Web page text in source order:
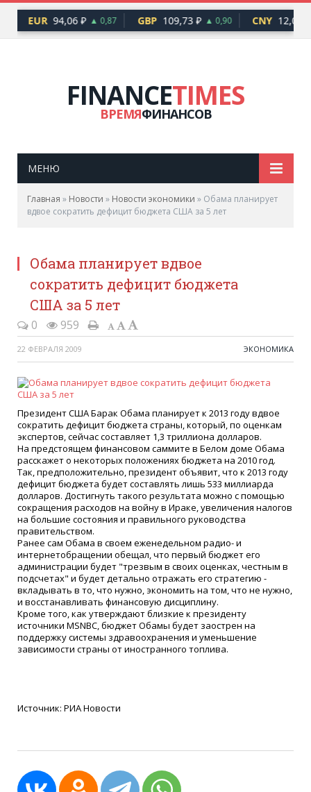
EUR 94,06 ₽ ▲ 0,87 GBP 109,73 ₽ ▲ 0,90 CNY 12,06 ₽
FINANCETIMES
ВРЕМЯФИНАНСОВ
МЕНЮ
Главная » Новости » Новости экономики » Обама планирует
вдвое сократить дефицит бюджета США за 5 лет
Обама планирует вдвое
сократить дефицит бюджета
США за 5 лет
0 959
22 ФЕВРАЛЯ 2009 ЭКОНОМИКА
Президент США Барак Обама планирует к 2013 году вдвое
сократить дефицит бюджета страны, который, по оценкам
экспертов, сейчас составляет 1,3 триллиона долларов.
На предстоящем финансовом саммите в Белом доме Обама
расскажет о некоторых положениях бюджета на 2010 год.
Так, предположительно, президент объявит, что к 2013 году
дефицит бюджета будет составлять лишь 533 миллиарда
долларов. Достигнуть такого результата можно с помощью
сокращения расходов на войну в Ираке, увеличения налогов
на большие состояния и правильного руководства
правительством.
Ранее сам Обама в своем еженедельном радио- и
интернетобращении обещал, что первый бюджет его
администрации будет "трезвым в своих оценках, честным в
подсчетах" и будет детально отражать его стратегию -
вкладывать в то, что нужно, экономить на том, что не нужно,
и восстанавливать финансовую дисциплину.
Кроме того, как утверждают близкие к президенту
источники MSNBC, бюджет Обамы будет заострен на
поддержку системы здравоохранения и уменьшение
зависимости страны от иностранного топлива.
Источник: РИА Новости